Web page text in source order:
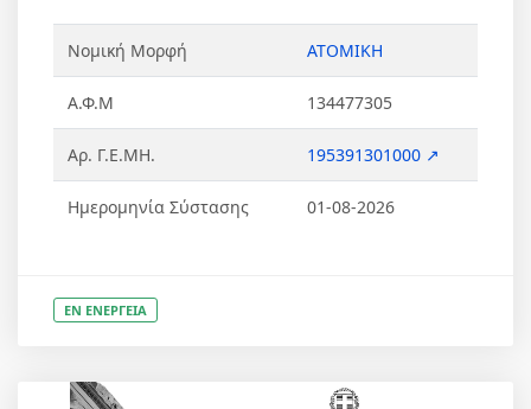
Νομική Μορφή ΑΤΟΜΙΚΗ
Α.Φ.Μ 134477305
Αρ. Γ.Ε.ΜΗ. 195391301000 ↗
Ημερομηνία Σύστασης 01-08-2026
ΕΝ ΕΝΕΡΓΕΙΑ